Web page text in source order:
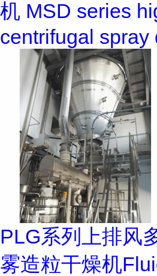
机 MSD series
centrifugal spray
PLG系列上排风
雾造粒干燥机